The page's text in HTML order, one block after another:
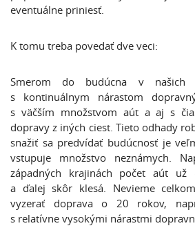
eventuálne priniesť.
K tomu treba povedať dve veci:
Smerom do budúcna v našich
s kontinuálnym nárastom
s väčším množstvom aút a aj s
dopravy z iných ciest. Tieto odhady
snažiť sa predvídať budúcnosť je
vstupuje množstvo neznámych.
západných krajinách počet aút už
a ďalej skôr klesá. Nevieme
vyzerať doprava o 20 rokov,
s relatívne vysokými nárastmi